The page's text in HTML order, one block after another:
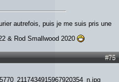
autrefois, puis je me suis pris une
& Rod Smallwood 2020
#75